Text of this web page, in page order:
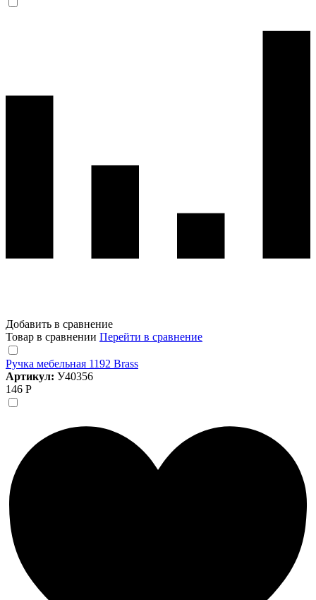
Добавить в сравнение
Товар в сравнении Перейти в сравнение
Ручка мебельная 1192 Brass
Артикул: У40356
146 Р